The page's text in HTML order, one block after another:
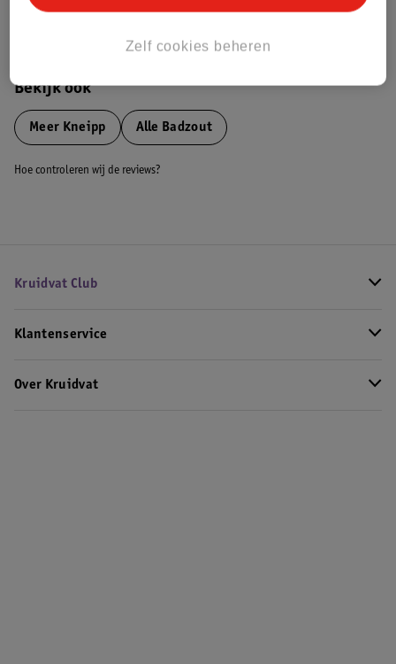
Bekijk ook
Meer Kneipp Alle Badzout
Hoe controleren wij de reviews?
Kruidvat Club
Klantenservice
Over Kruidvat
Zelf cookies beheren